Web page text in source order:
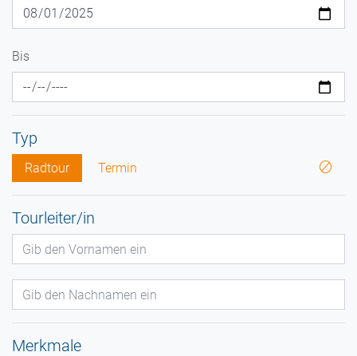
Bis
Typ
Radtour Termin
Tourleiter/in
Merkmale